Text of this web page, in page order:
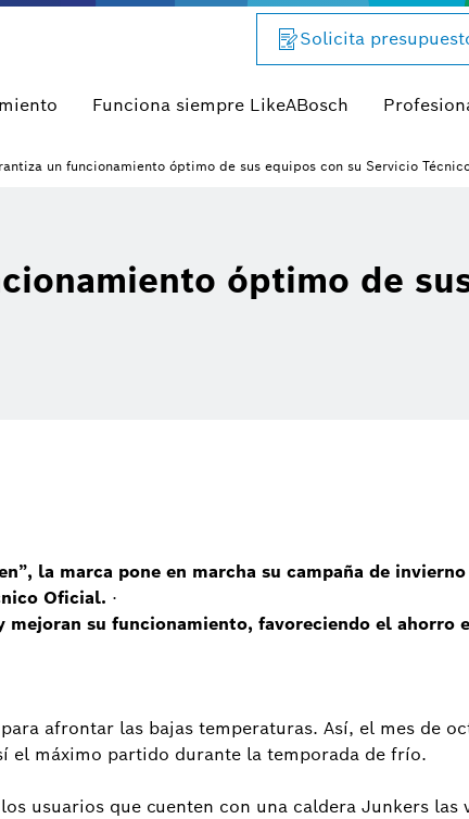
Solicita
Funciona siempre LikeABosch
un funcionamiento óptimo de sus equipos con su Servicio
óptimo de
la marca pone en marcha su campaña de
Oficial. ·
su funcionamiento, favoreciendo el ahorro
afrontar las bajas temperaturas. Así, el mes de
el máximo partido durante la temporada de frío.
usuarios que cuenten con una caldera Junkers las